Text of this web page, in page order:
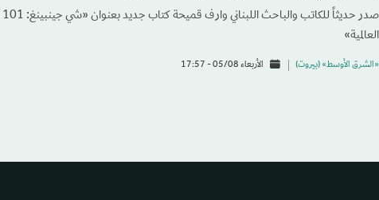
العالمية»
«الشرق الأوسط» (بيروت) الأربعاء 05/08 - 17:57